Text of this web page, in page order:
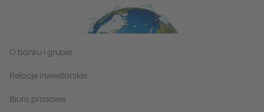
O banku i grupie
Relacje inwestorskie
Biuro prasowe